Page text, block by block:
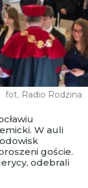
fot. Radio Rodzina
W auli
goście.
odebrali